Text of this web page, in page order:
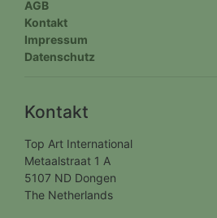
AGB
Kontakt
Impressum
Datenschutz
Kontakt
Top Art International
Metaalstraat 1 A
5107 ND Dongen
The Netherlands